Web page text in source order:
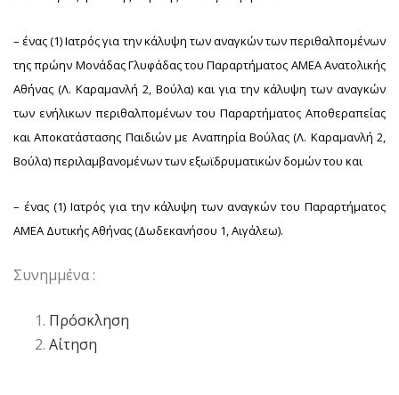
– ένας (1) Ιατρός για την κάλυψη των αναγκών των περιθαλπομένων
της πρώην Μονάδας Γλυφάδας του Παραρτήματος ΑΜΕΑ Ανατολικής
Αθήνας (Λ. Καραμανλή 2, Βούλα) και για την κάλυψη των αναγκών
των ενήλικων περιθαλπομένων του Παραρτήματος Αποθεραπείας
και Αποκατάστασης Παιδιών με Αναπηρία Βούλας (Λ. Καραμανλή 2,
Βούλα) περιλαμβανομένων των εξωϊδρυματικών δομών του και
– ένας (1) Ιατρός για την κάλυψη των αναγκών του Παραρτήματος
ΑΜΕΑ Δυτικής Αθήνας (Δωδεκανήσου 1, Αιγάλεω).
Συνημμένα :
Πρόσκληση
Αίτηση